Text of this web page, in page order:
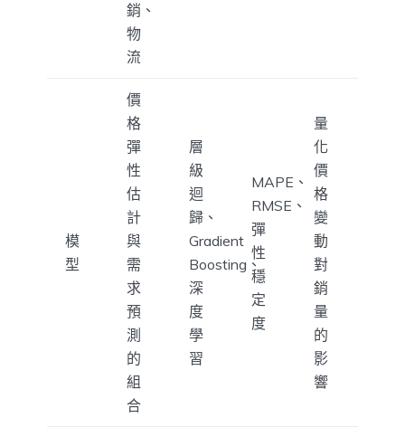
銷、
物
流
模
型
價
格
彈
性
估
計
與
需
求
預
測
的
組
合
層
級
迴
歸、
Gradient
Boosting、
深
度
學
習
MAPE、
RMSE、
彈
性
穩
定
度
量
化
價
格
變
動
對
銷
量
的
影
響